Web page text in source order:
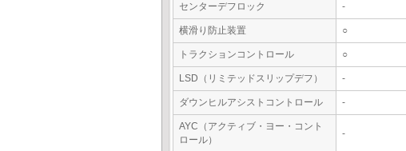
センターデフロック -
横滑り防止装置 ○
トラクションコントロール ○
LSD（リミテッドスリップデフ） -
ダウンヒルアシストコントロール -
AYC（アクティブ・ヨー・コント
ロール）
-